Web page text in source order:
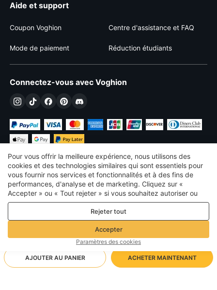
AJOUTER AU PANIER ACHETER MAINTENANT
Aide et support
Coupon Voghion Centre d'assistance et FAQ
Mode de paiement Réduction étudiants
Connectez-vous avec Voghion
€ EUR France
©2026 Voghion
termes et conditions
Politique de confidentialité et de cookies
Règles communautaires
Pour vous offrir la meilleure expérience, nous utilisons des
cookies et des technologies similaires qui sont essentiels pour
vous fournir nos services et fonctionnalités et à des fins de
performances, d'analyse et de marketing. Cliquez sur «
Accepter » ou « Tout rejeter » si vous souhaitez autoriser ou
refuser tout. cookies à des fins de performance, d’analyse et
de marketing. Pour plus de détails, consultez notre
confidentialité et de cookies
Rejeter tout
Accepter
Paramètres des cookies